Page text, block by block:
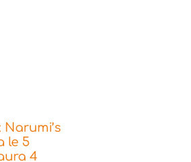
Narumi’s
le 5
4